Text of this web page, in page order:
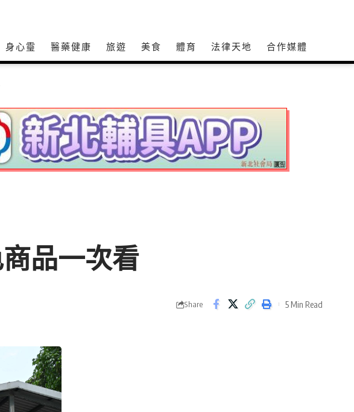
身心𩆜 醫藥健康 旅遊 美食 體育 法律天地 合作媒體
品一次看
Share 5 Min Read